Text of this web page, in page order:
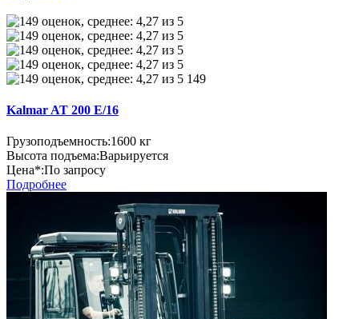
149
Kalmar AT 200 E/16
Грузоподъемность:1600 кг
Высота подъема:Варьируется
Цена*:По запросу
Подробнее